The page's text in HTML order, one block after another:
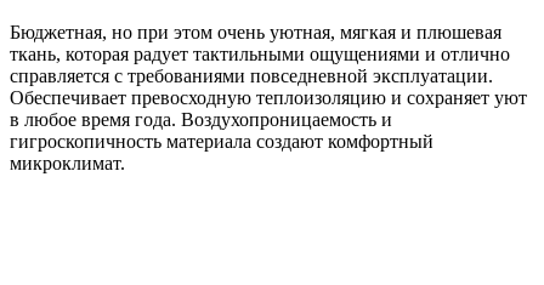
Бюджетная, но при этом очень уютная, мягкая и плюшевая
ткань, которая радует тактильными ощущениями и отлично
справляется с требованиями повседневной эксплуатации.
Обеспечивает превосходную теплоизоляцию и сохраняет уют
в любое время года. Воздухопроницаемость и
гигроскопичность материала создают комфортный
микроклимат.